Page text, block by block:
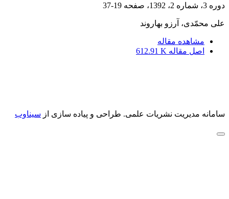
دوره 3، شماره 2، 1392، صفحه 19-37
علی محمّدی، آرزو بهاروند
مشاهده مقاله
اصل مقاله 612.91 K
سامانه مدیریت نشریات علمی. طراحی و پیاده سازی از سیناوب